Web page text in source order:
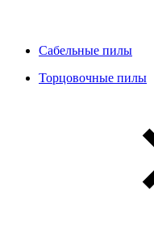
Сабельные пилы
Торцовочные пилы